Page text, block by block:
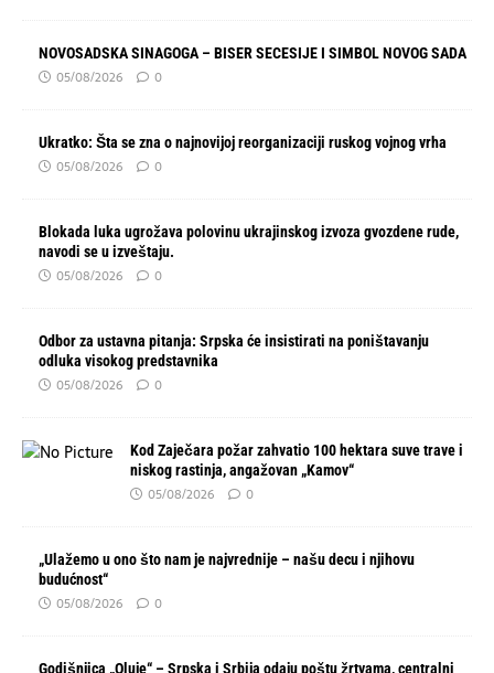
NOVOSADSKA SINAGOGA – BISER SECESIJE I SIMBOL NOVOG SADA
05/08/2026 0
Ukratko: Šta se zna o najnovijoj reorganizaciji ruskog vojnog vrha
05/08/2026 0
Blokada luka ugrožava polovinu ukrajinskog izvoza gvozdene rude,
navodi se u izveštaju.
05/08/2026 0
Odbor za ustavna pitanja: Srpska će insistirati na poništavanju
odluka visokog predstavnika
05/08/2026 0
Kod Zaječara požar zahvatio 100 hektara suve trave i
niskog rastinja, angažovan „Kamov“
05/08/2026 0
„Ulažemo u ono što nam je najvrednije – našu decu i njihovu
budućnost“
05/08/2026 0
Godišnjica „Oluje“ – Srpska i Srbija odaju poštu žrtvama, centralni